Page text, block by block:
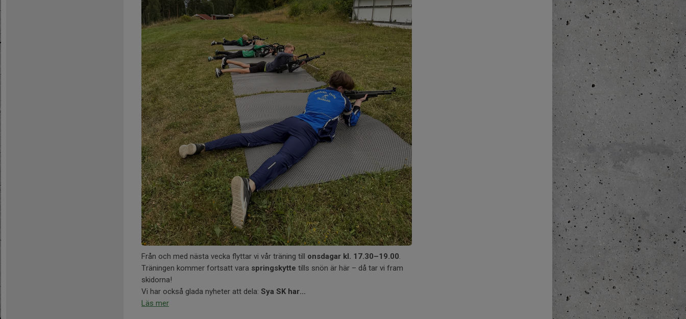
Från och med nästa vecka flyttar vi vår träning till onsdagar kl. 17.30–19.00.
Träningen kommer fortsatt vara springskytte tills snön är här – då tar vi fram
skidorna!
Vi har också glada nyheter att dela: Sya SK har...
Läs mer